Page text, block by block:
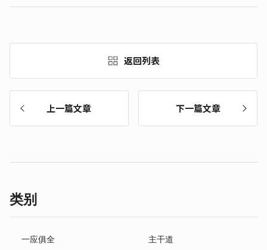
上一篇文章
返回列表
下一篇文章
类别
一应俱全 主干道